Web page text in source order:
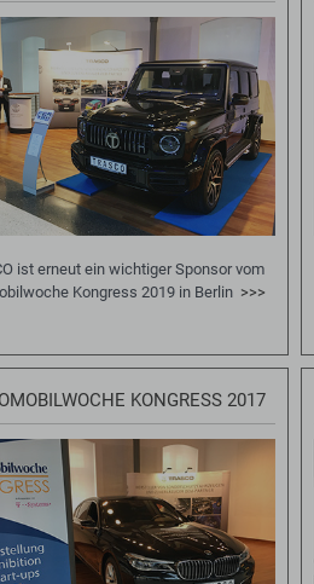
ist erneut ein wichtiger Sponsor vom
Kongress 2019 in Berlin >>>
KONGRESS 2017